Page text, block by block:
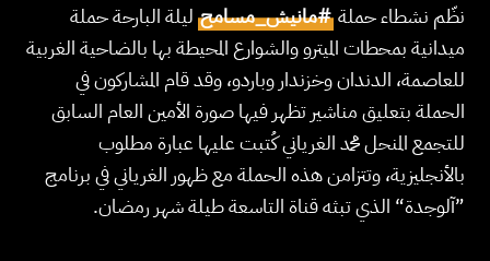
نظّم نشطاء حملة #مانيش_مسامح ليلة البارحة حملة
ميدانية بمحطات الميترو والشوارع المحيطة بها بالضاحية الغربية
للعاصمة، الدندان وخزندار وباردو، وقد قام المشاركون في
الحملة بتعليق مناشير تظهر فيها صورة الأمين العام السابق
للتجمع المنحل محمد الغرياني كُتبت عليها عبارة مطلوب
بالأنجليزية، وتتزامن هذه الحملة مع ظهور الغرياني في برنامج
”آلوجدة“ الذي تبثه قناة التاسعة طيلة شهر رمضان.